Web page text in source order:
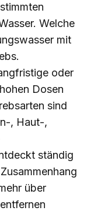
Welche
mit
oder
Dosen
sind
, Haut-,
ständig
über